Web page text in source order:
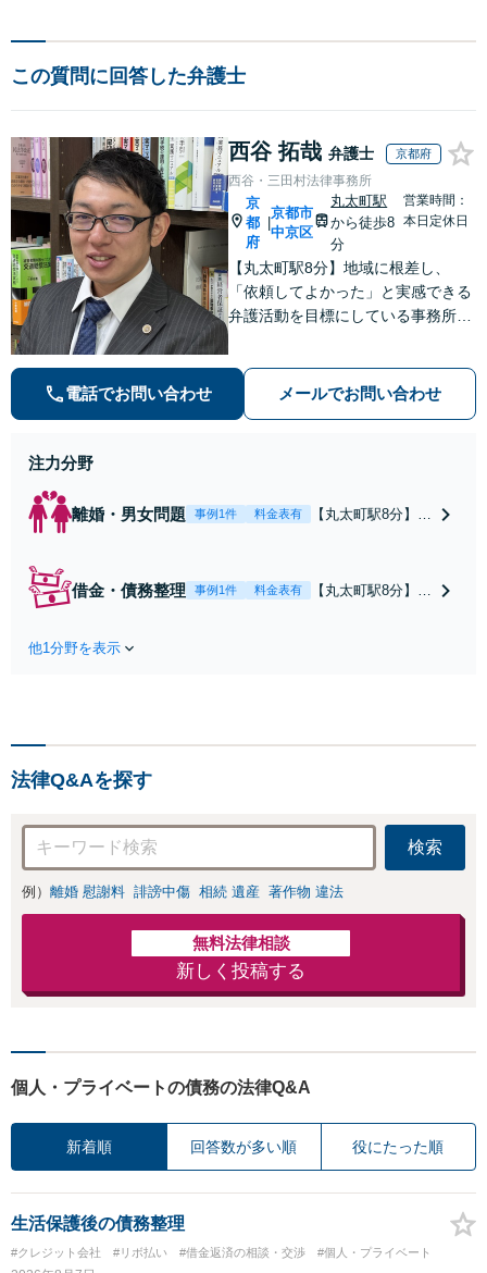
この質問に回答した弁護士
西谷 拓哉 弁護士 京都府
西谷・三田村法律事務所
京
都
府
京都市
中京区
丸太町駅
から徒歩8
分
営業時間：
本日定休日
【丸太町駅8分】地域に根差し、
「依頼してよかった」と実感できる
弁護活動を目標にしている事務所で
実績あり【相続・遺言】相談者さま
に寄り添い、円滑な相続を目指しま
電話でお問い合わせ メールでお問い合わせ
注力分野
離婚・男女問題 事例1件 料金表有
【丸太町駅8分】調
く冷静な主張が重
借金・債務整理 事例1件 料金表有
【丸太町駅8分】
者さまのご要望を
有】【初回相談30
他1分野を表示
法律Q&Aを探す
検索
例） 離婚 慰謝料 誹謗中傷 相続 遺産 著作物 違法
無料法律相談
新しく投稿する
個人・プライベートの債務の法律Q&A
新着順 回答数が多い順 役にたった順
生活保護後の債務整理
#クレジット会社 #リボ払い #借金返済の相談・交渉 #個人・プライベート